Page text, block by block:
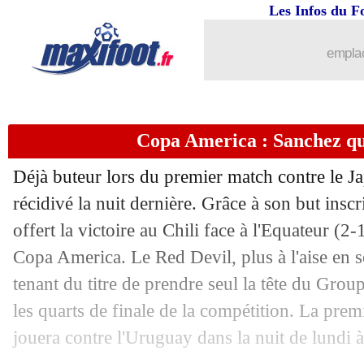
Les Infos du
Copa America : Sanchez
Déjà buteur lors du premier match contre le
récidivé la nuit dernière. Grâce à son but
offert la victoire au Chili face à l'Equateur (2-
Copa America. Le Red Devil, plus à l'aise en
tenant du titre de prendre seul la tête du
les quarts de finale de la compétition. La
jouera contre l'Uruguay dans la nuit de lundi
: le prometteur Rajkovic arrive
22/06 Barça: pas plus de 200 M€ pour
: Eriksen, Tottenham veut
22/06 PSG: Marquinhos ne sait pas pour
22/06 Rennes: Koubek a donné son accord
22/06 Man Utd: une belle proposition pour
22/06 PSG: Herrera attend le feu vert de